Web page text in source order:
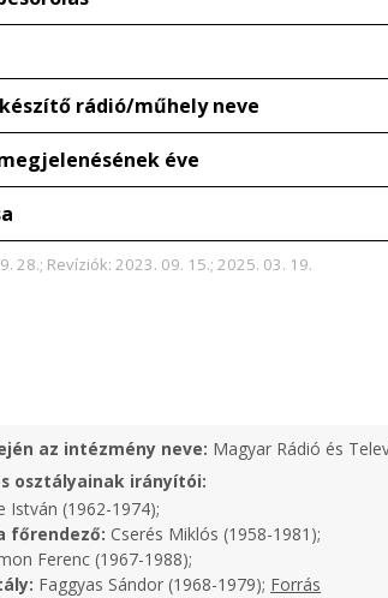
rádió/műhely neve
éve
28.; Revíziók: 2023. 09. 15.; 2025. 03. 19.
az intézmény neve: Magyar Rádió és
osztályainak irányítói:
István (1962-1974);
főrendező: Cserés Miklós (1958-1981);
Ferenc (1967-1988);
Faggyas Sándor (1968-1979); Forrás